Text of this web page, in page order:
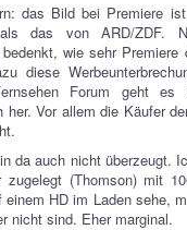
das Bild bei Premiere
das von ARD/ZDF.
wie sehr Premiere
diese
Forum geht es
her. Vor allem die Käufer
da auch nicht überzeugt.
zugelegt (Thomson) mit
einem HD im Laden sehe,
nicht sind. Eher marginal.